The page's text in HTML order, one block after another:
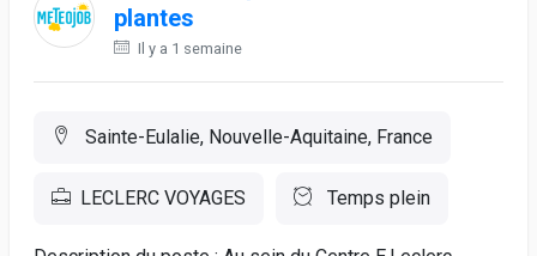
plantes
Il y a 1 semaine
Sainte-Eulalie, Nouvelle-Aquitaine, France
LECLERC VOYAGES Temps plein